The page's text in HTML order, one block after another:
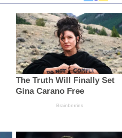
The Truth Will Finally Set
Gina Carano Free
Brainberries